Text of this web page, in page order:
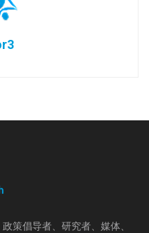
策倡导者、研究者、媒体、